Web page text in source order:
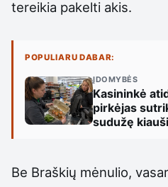
tereikia pakelti akis.
POPULIARU DABAR:
ĮDOMYBĖS
Kasininkė
pirkėjas
sudužę
Be Braškių mėnulio,